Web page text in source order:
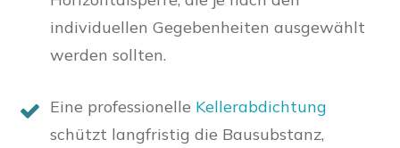
individuellen Gegebenheiten ausgewählt
werden sollten.
Eine professionelle Kellerabdichtung
schützt langfristig die Bausubstanz,